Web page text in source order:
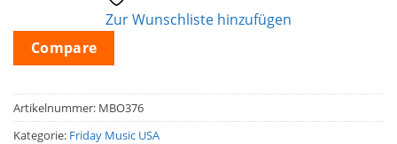
Zur Wunschliste hinzufügen
Compare
Artikelnummer: MBO376
Kategorie: Friday Music USA